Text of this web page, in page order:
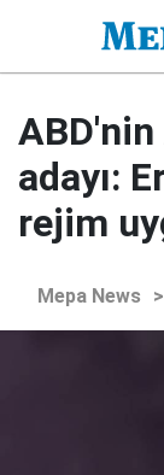
adayı:
rejim
Mepa News >